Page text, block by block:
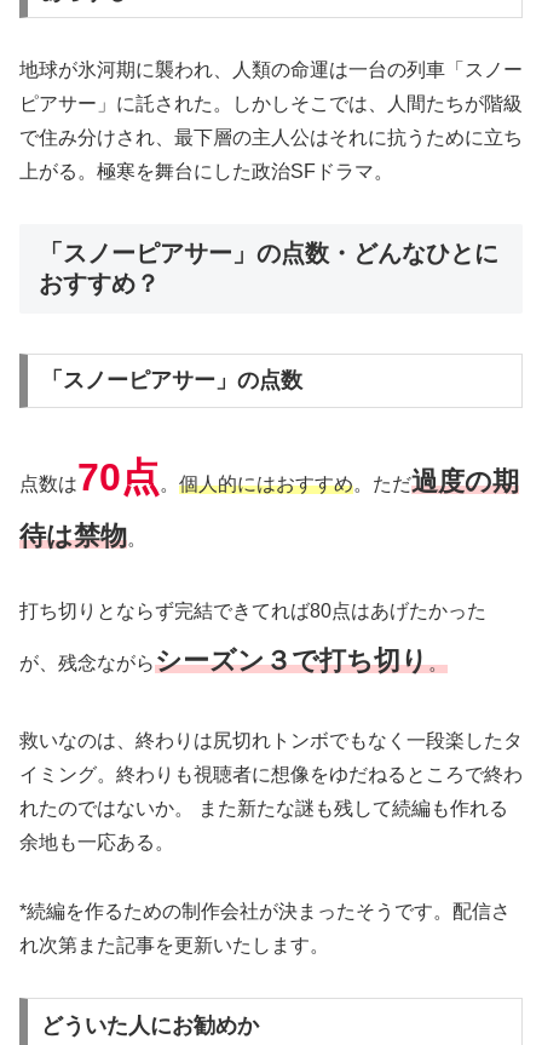
地球が氷河期に襲われ、人類の命運は一台の列車「スノー
ピアサー」に託された。しかしそこでは、人間たちが階級
で住み分けされ、最下層の主人公はそれに抗うために立ち
上がる。極寒を舞台にした政治SFドラマ。
「スノーピアサー」の点数・どんなひとに
おすすめ？
「スノーピアサー」の点数
点数は70点。 個人的にはおすすめ。ただ過度の期
待は禁物。
打ち切りとならず完結できてれば80点はあげたかった
が、残念ながらシーズン３で打ち切り。
救いなのは、終わりは尻切れトンボでもなく一段楽したタ
イミング。終わりも視聴者に想像をゆだねるところで終わ
れたのではないか。 また新たな謎も残して続編も作れる
余地も一応ある。
*続編を作るための制作会社が決まったそうです。配信さ
れ次第また記事を更新いたします。
どういた人にお勧めか